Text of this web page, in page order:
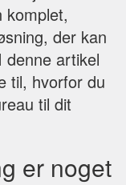
komplet,
der kan
denne artikel
til, hvorfor du
til dit
er noget